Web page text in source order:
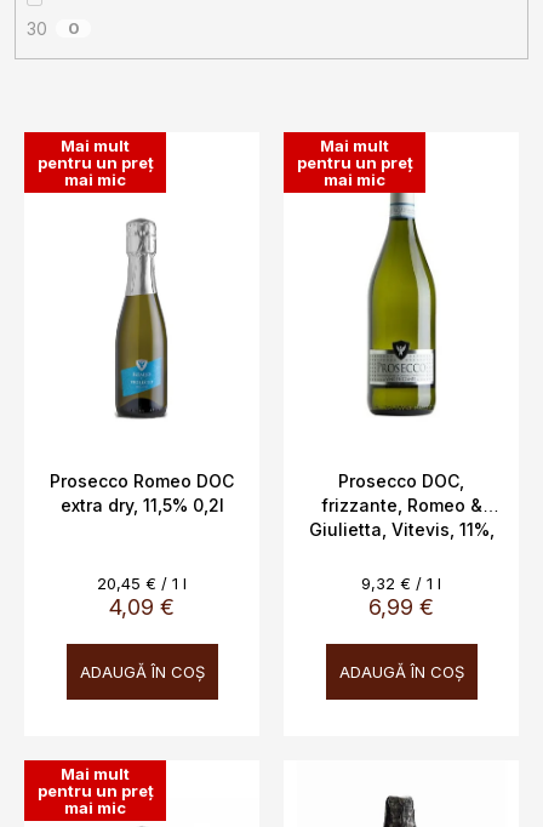
30 0
L
s
Mai mult
pentru un preț
mai mic
Prosecco Romeo DOC
extra dry, 11,5% 0,2l
4,09 €
Evaluare
preţ:
20,45 € / 1 l
ADAUGĂ ÎN COŞ
Mai mult
pentru un preț
mai mic
Prosecco DOC,
frizzante, Romeo &
Giulietta, Vitevis, 11%,
6,99 €
Evaluare
preţ:
9,32 € / 1 l
ADAUGĂ ÎN COŞ
Mai mult
pentru un preț
mai mic